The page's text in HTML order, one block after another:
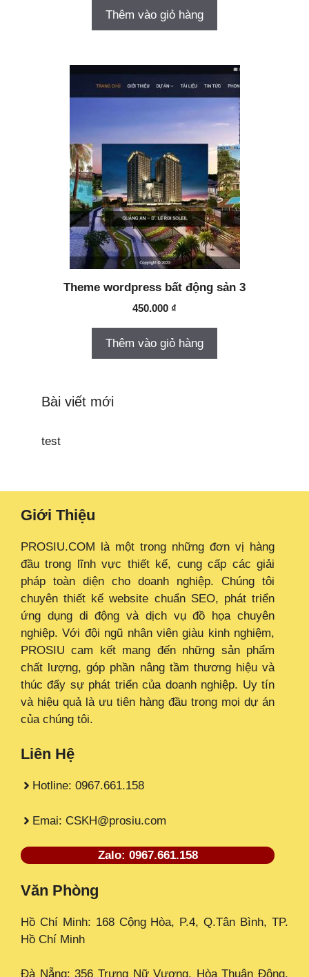
Thêm vào giỏ hàng
Theme wordpress bất động sản 3
450.000 ₫
Thêm vào giỏ hàng
Bài viết mới
test
Giới Thiệu
PROSIU.COM là một trong những đơn vị hàng
đầu trong lĩnh vực thiết kế, cung cấp các giải
pháp toàn diện cho doanh nghiệp. Chúng tôi
chuyên thiết kế website chuẩn SEO, phát triển
ứng dụng di động và dịch vụ đồ họa chuyên
nghiệp. Với đội ngũ nhân viên giàu kinh nghiệm,
PROSIU cam kết mang đến những sản phẩm
chất lượng, góp phần nâng tầm thương hiệu và
thúc đẩy sự phát triển của doanh nghiệp. Uy tín
và hiệu quả là ưu tiên hàng đầu trong mọi dự án
của chúng tôi.
Liên Hệ
Hotline: 0967.661.158
Emai: CSKH@prosiu.com
Zalo: 0967.661.158
Văn Phòng
Hồ Chí Minh: 168 Cộng Hòa, P.4, Q.Tân Bình, TP.
Hồ Chí Minh
Đà Nẵng: 356 Trưng Nữ Vương, Hòa Thuận Đông,